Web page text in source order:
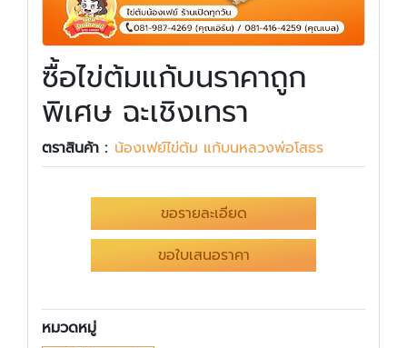
ซื้อไข่ต้มแก้บนราคาถูก
พิเศษ ฉะเชิงเทรา
ตราสินค้า : น้องเฟย์ไข่ต้ม แก้บนหลวงพ่อโสธร
ขอรายละเอียด
ขอใบเสนอราคา
หมวดหมู่